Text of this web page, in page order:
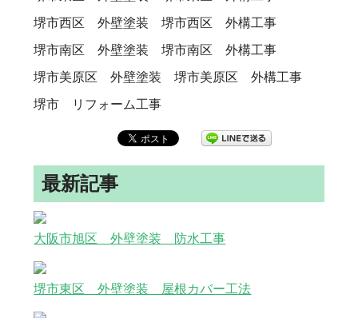
堺市西区 外壁塗装 堺市西区 外構工事
堺市南区 外壁塗装 堺市南区 外構工事
堺市美原区 外壁塗装 堺市美原区 外構工事
堺市 リフォーム工事
最新記事
大阪市旭区 外壁塗装 防水工事
堺市東区 外壁塗装 屋根カバー工法